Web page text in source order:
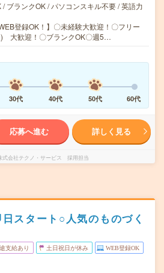
/ ブランクOK / パソコンスキル不要 / 英語力
登録OK！】〇未経験大歓迎！〇フリー
) 大歓迎！〇ブランクOK〇週5…
30代 40代 50代 60代
応募へ進む 詳しく見る
式会社テクノ・サービス 採用担当
スタート○人気のものづく
支給あり 土日祝日が休み WEB登録OK